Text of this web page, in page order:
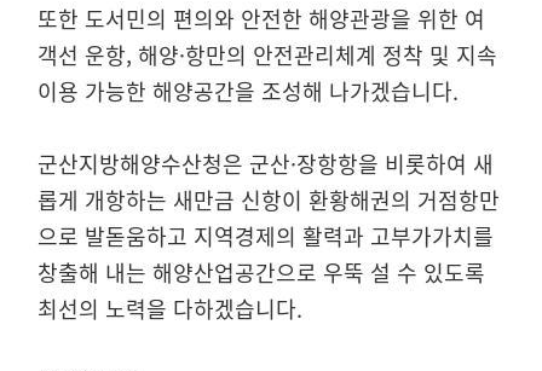
또한 도서민의 편의와 안전한 해양관광을 위한 여
객선 운항, 해양·항만의 안전관리체계 정착 및 지속
이용 가능한 해양공간을 조성해 나가겠습니다.
군산지방해양수산청은 군산·장항항을 비롯하여 새
롭게 개항하는 새만금 신항이 환황해권의 거점항만
으로 발돋움하고 지역경제의 활력과 고부가가치를
창출해 내는 해양산업공간으로 우뚝 설 수 있도록
최선의 노력을 다하겠습니다.